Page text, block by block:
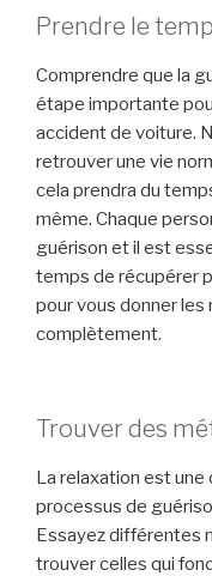
Prendre le
Comprendre que la
étape importante
accident de voiture.
retrouver une vie
cela prendra du
même. Chaque
guérison et il est
temps de récupérer
pour vous donner
complètement.
Trouver des
La relaxation est
processus de
Essayez différentes
trouver celles qui